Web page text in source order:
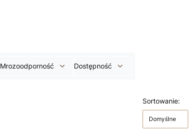
Mrozoodporność Dostępność
Sortowanie:
Domyślne